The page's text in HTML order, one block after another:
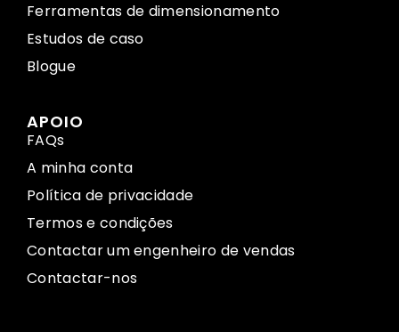
Ferramentas de dimensionamento
Estudos de caso
Blogue
APOIO
FAQs
A minha conta
Política de privacidade
Termos e condições
Contactar um engenheiro de vendas
Contactar-nos